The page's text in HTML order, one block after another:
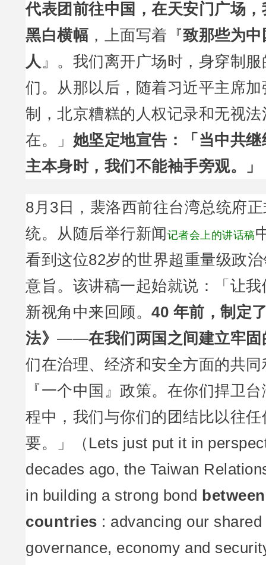
代表团前往中国，在天安门广场
黑白横幅 ，上面写着『致那些为
人 』。我们离开广场时，身穿制
们。从那以后，随着习近平主席
制，北京糟糕的人权记录和无视
在。」 她坚定地宣告：「当中共
主本身时，我们不能袖手旁观。」
8月3日，裴洛西前往台湾总统府
统。从随后举行新闻 记者会上的讲话稿
看到这位82岁的世界超重量级政
意旨。该讲稿一起始就说：「让
新视角中来回顾。 40 年前，制定
法》 ——在我们两国之间建立牢固
们在治理、经济和安全方面的共
『一个中国』政策。在你们捍卫
程中，我们与你们的团结比以往
要。」（Lets just put it in
decades ago, the Taiwan
in building a strong bond
countries : advancing our
governance, economy and